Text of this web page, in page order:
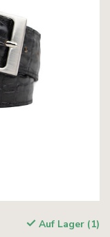
Auf Lager (1)